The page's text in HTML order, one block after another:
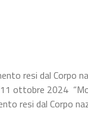
resi dal Corpo
ottobre 2024
resi dal Corpo